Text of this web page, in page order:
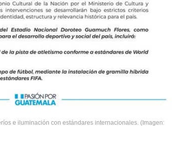
e iluminación con estándares internacionales. (Imagen: